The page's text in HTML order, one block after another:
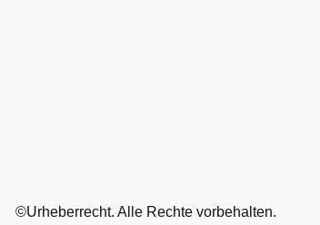
©Urheberrecht. Alle Rechte vorbehalten.